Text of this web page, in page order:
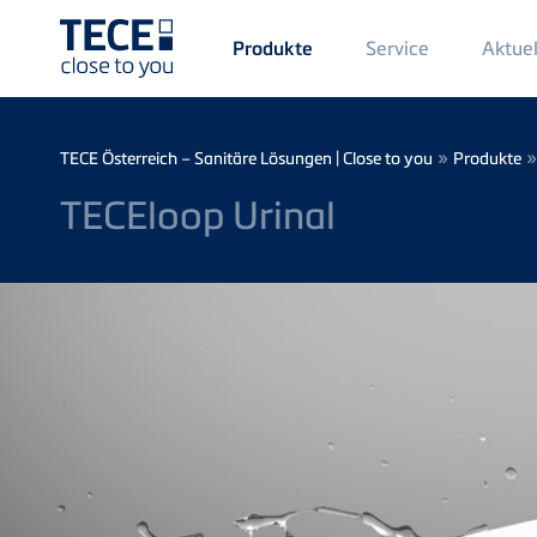
Main
Menü
1
Produkte Service
Breadcrumb
TECE Österreich – Sanitäre Lösungen | Close to you » Produkte »
TECEloop Urinal